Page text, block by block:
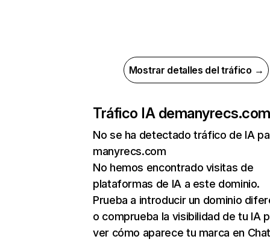
Mostrar detalles del tráfico →
Tráfico IA de
No se ha detectado tráfico de IA
manyrecs.com
No hemos encontrado visitas de
plataformas de IA a este dominio.
Prueba a introducir un dominio
o comprueba la visibilidad de tu IA
ver cómo aparece tu marca en